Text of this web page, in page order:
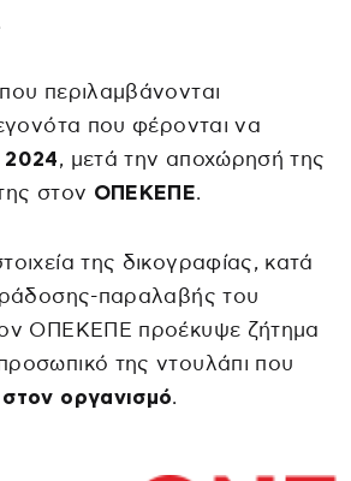
περιλαμβάνονται
που φέρονται να
2024, μετά την αποχώρησή της
στον ΟΠΕΚΕΠΕ.
της δικογραφίας, κατά
παραλαβής του
ΟΠΕΚΕΠΕ προέκυψε ζήτημα
της ντουλάπι που
οργανισμό.